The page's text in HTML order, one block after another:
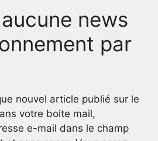
news
par
nouvel article publié sur le
votre boite mail,
e-mail dans le champ